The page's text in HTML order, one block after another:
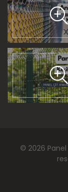
© 2026